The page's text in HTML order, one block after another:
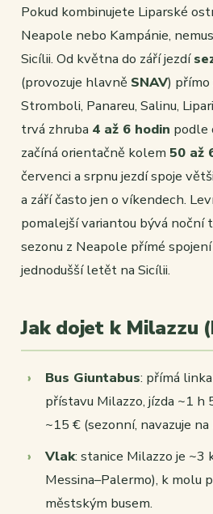
Pokud kombinujete Liparské
Neapole nebo Kampánie,
Sicílii. Od května do září jezdí
(provozuje hlavně SNAV)
Stromboli, Panareu, Salinu,
trvá zhruba 4 až 6 hodin podle
začíná orientačně kolem 50 až
červenci a srpnu jezdí spoje
a září často jen o víkendech.
pomalejší variantou bývá
sezonu z Neapole přímé
jednodušší letět na Sicílii.
Jak dojet k Milazzu
Bus Giuntabus: přímá
přístavu Milazzo, jízda ~1 h
~15 € (sezonní, navazuje na
Vlak: stanice Milazzo je ~3
Messina–Palermo), k molu
městským busem.